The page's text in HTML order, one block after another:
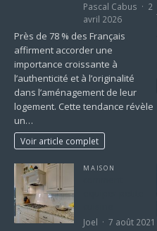
Pascal Cabus
2
avril 2026
Près de 78 % des Français
affirment accorder une
importance croissante à
l’authenticité et à l’originalité
dans l’aménagement de leur
logement. Cette tendance révèle
un…
Voir article complet
MAISON
Joel 7 août 2021